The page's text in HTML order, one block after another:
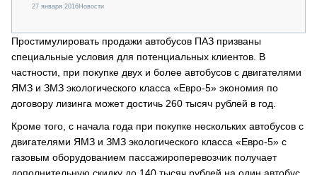
27 января 2016Новости
Простимулировать продажи автобусов ПАЗ призваны
специальные условия для потенциальных клиентов. В
частности, при покупке двух и более автобусов с двигателями
ЯМЗ и ЗМЗ экологического класса «Евро-5» экономия по
договору лизинга может достичь 260 тысяч рублей в год.
Кроме того, с начала года при покупке нескольких автобусов с
двигателями ЯМЗ и ЗМЗ экологического класса «Евро-5» с
газовым оборудованием пассажироперевозчик получает